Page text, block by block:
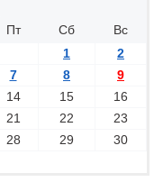
Пт Сб
Вс
1
2
7 8
9
14 15
16
21 22
23
28 29
30